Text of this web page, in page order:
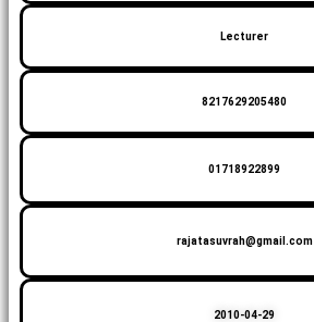
Lecturer
8217629205480
01718922899
rajatasuvrah@gmail.com
2010-04-29